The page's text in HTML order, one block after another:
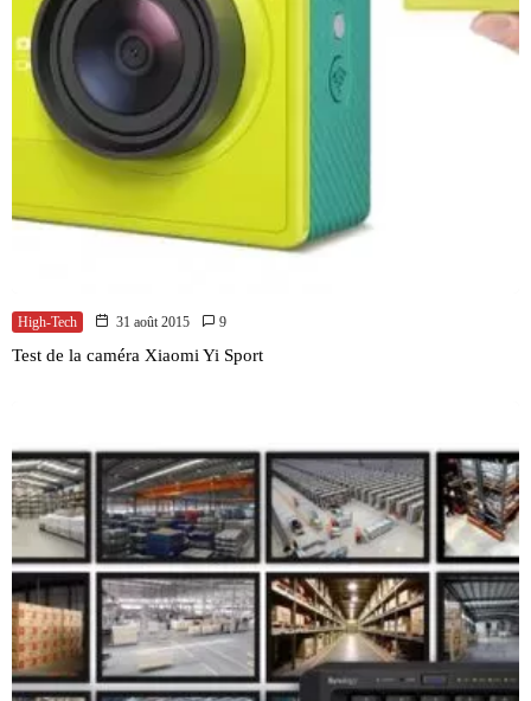
High-Tech 31 août 2015 9
Test de la caméra Xiaomi Yi Sport